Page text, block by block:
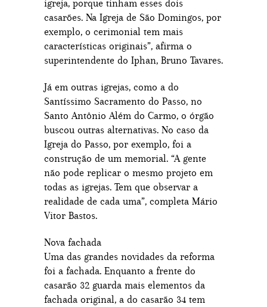
igreja, porque tinham esses dois
casarões. Na Igreja de São Domingos, por
exemplo, o cerimonial tem mais
características originais”, afirma o
superintendente do Iphan, Bruno Tavares.
Já em outras igrejas, como a do
Santíssimo Sacramento do Passo, no
Santo Antônio Além do Carmo, o órgão
buscou outras alternativas. No caso da
Igreja do Passo, por exemplo, foi a
construção de um memorial. “A gente
não pode replicar o mesmo projeto em
todas as igrejas. Tem que observar a
realidade de cada uma”, completa Mário
Vitor Bastos.
Nova fachada
Uma das grandes novidades da reforma
foi a fachada. Enquanto a frente do
casarão 32 guarda mais elementos da
fachada original, a do casarão 34 tem